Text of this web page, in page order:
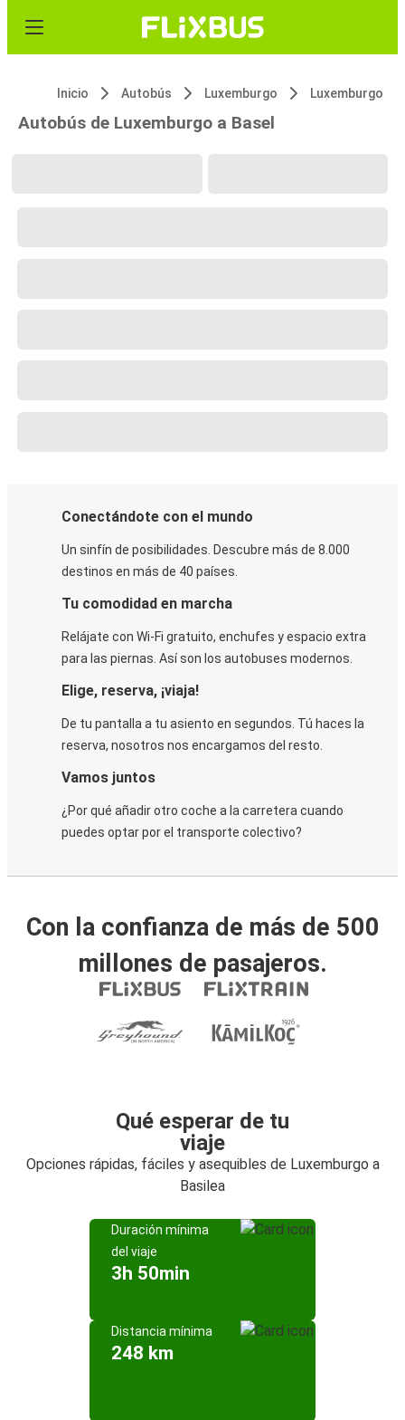
Inicio Autobús Luxemburgo Luxemburgo
Autobús de Luxemburgo a Basel
Conectándote con el mundo
Un sinfín de posibilidades. Descubre más de 8.000
destinos en más de 40 países.
Tu comodidad en marcha
Relájate con Wi-Fi gratuito, enchufes y espacio extra
para las piernas. Así son los autobuses modernos.
Elige, reserva, ¡viaja!
De tu pantalla a tu asiento en segundos. Tú haces la
reserva, nosotros nos encargamos del resto.
Vamos juntos
¿Por qué añadir otro coche a la carretera cuando
puedes optar por el transporte colectivo?
Con la confianza de más de 500
millones de pasajeros.
Qué esperar de tu
viaje
Opciones rápidas, fáciles y asequibles de Luxemburgo a
Basilea
Duración mínima
del viaje
3h 50min
Distancia mínima
248 km